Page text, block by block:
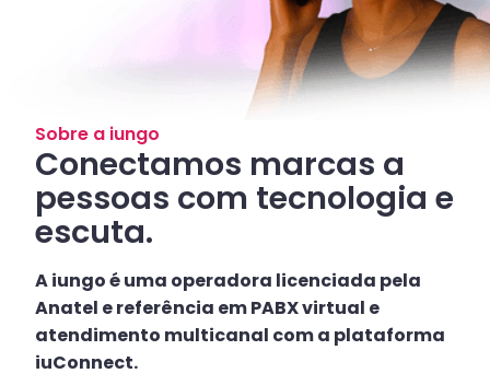
Sobre a iungo
Conectamos marcas a
pessoas com tecnologia e
escuta.
A iungo é uma operadora licenciada pela
Anatel e referência em PABX virtual e
atendimento multicanal com a plataforma
iuConnect.